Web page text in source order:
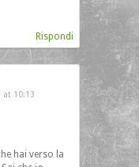
Rispondi
at 10:13
hai verso la